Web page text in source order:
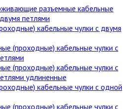
разъемные кабельные
петлями
кабельные чулки с двумя
(проходные) кабельные чулки с
(проходные) кабельные чулки с
удлиненные
кабельные чулки с одной
(проходные) кабельные чулки с